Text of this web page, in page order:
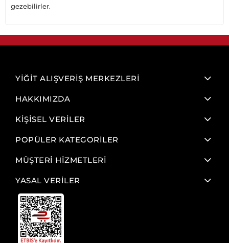
gezebilirler.
YİĞİT ALIŞVERİŞ MERKEZLERİ
HAKKIMIZDA
KİŞİSEL VERİLER
POPÜLER KATEGORİLER
MÜŞTERİ HİZMETLERİ
YASAL VERİLER